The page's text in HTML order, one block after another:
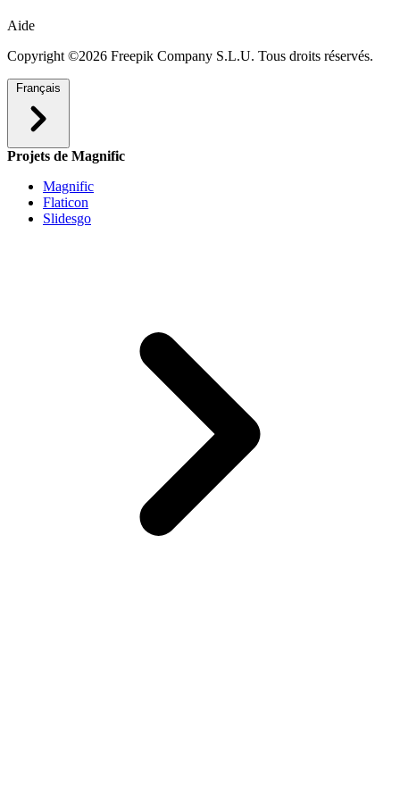
Aide
Copyright ©2026 Freepik Company S.L.U. Tous droits réservés.
Français
Projets de Magnific
Magnific
Flaticon
Slidesgo